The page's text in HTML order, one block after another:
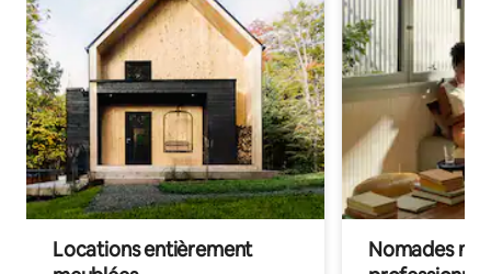
Locations entièrement
Nomades